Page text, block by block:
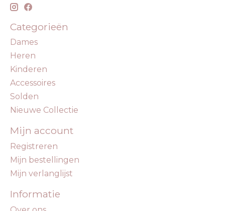
Categorieën
Dames
Heren
Kinderen
Accessoires
Solden
Nieuwe Collectie
Mijn account
Registreren
Mijn bestellingen
Mijn verlanglijst
Informatie